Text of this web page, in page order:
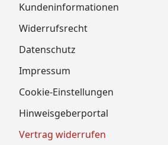
Kundeninformationen
Widerrufsrecht
Datenschutz
Impressum
Cookie-Einstellungen
Hinweisgeberportal
Vertrag widerrufen